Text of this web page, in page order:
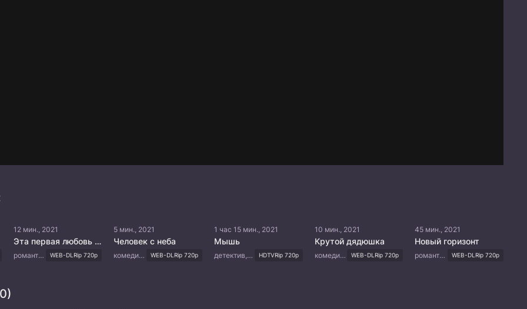
12 мин., 2021
Эта первая любовь - выдумка
романтика, повседневность, молодость WEB-DLRip 720p
5 мин., 2021
Человек с неба
комедия, романтика, фэнтези WEB-DLRip 720p
1 час 15 мин., 2021
Мышь
детектив, криминал, триллер, мистика, психология HDTVRip 720p
10 мин., 2021
Крутой дядюшка
комедия, романтика WEB-DLRip 720p
45 мин., 2021
Новый горизонт
романтика, мелодрама WEB-DLRip 720p